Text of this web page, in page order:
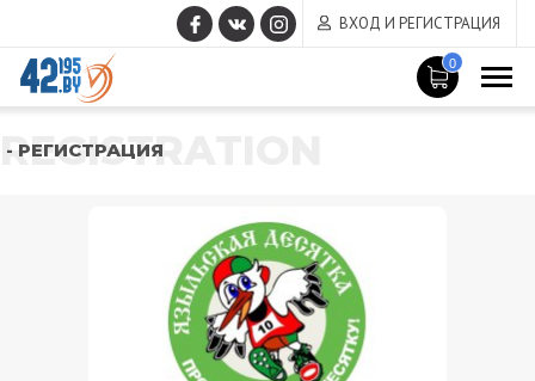
ВХОД И РЕГИСТРАЦИЯ
0
REGISTRATION
- РЕГИСТРАЦИЯ